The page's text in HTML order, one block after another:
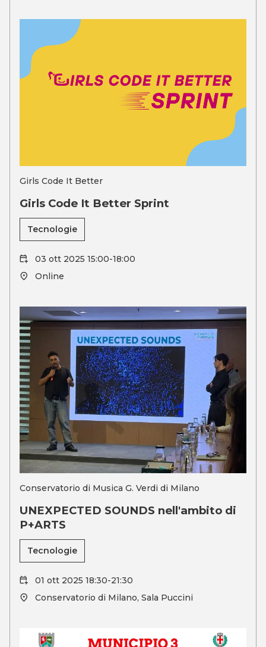
Girls Code It Better
Girls Code It Better Sprint
Tecnologie
03 ott 2025 15:00-18:00
Online
Conservatorio di Musica G. Verdi di Milano
UNEXPECTED SOUNDS nell'ambito di
P+ARTS
Tecnologie
01 ott 2025 18:30-21:30
Conservatorio di Milano, Sala Puccini